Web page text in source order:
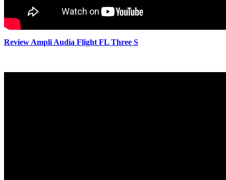
Review Ampli Audia Flight FL Three S